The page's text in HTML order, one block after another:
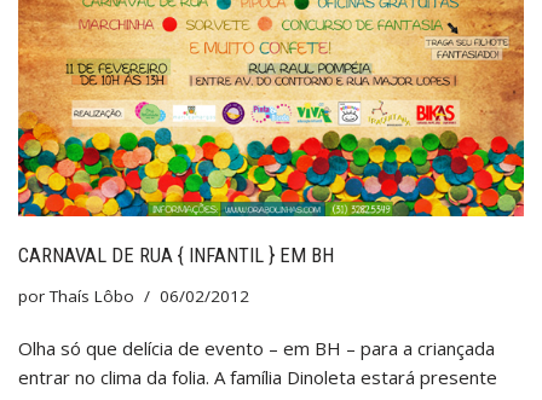
CARNAVAL DE RUA { INFANTIL } EM BH
porThaís Lôbo 06/02/2012
Olha só que delícia de evento – em BH – para a criançada
entrar no clima da folia. A família Dinoleta estará presente